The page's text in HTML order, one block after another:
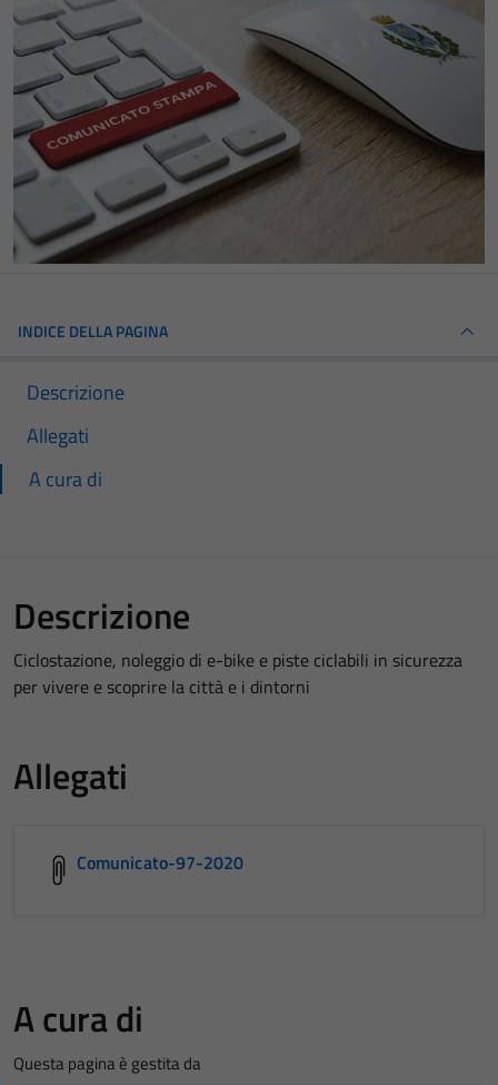
INDICE DELLA PAGINA
Descrizione
Allegati
A cura di
Descrizione
Ciclostazione, noleggio di e-bike e piste ciclabili in sicurezza
per vivere e scoprire la città e i dintorni
Allegati
Comunicato-97-2020
A cura di
Questa pagina è gestita da